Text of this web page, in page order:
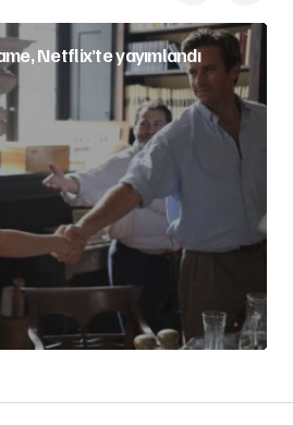
Netflix’te yayımlandı